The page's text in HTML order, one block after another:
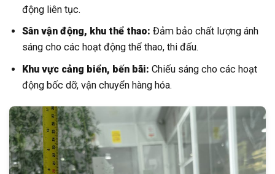
động liên tục.
Sân vận động, khu thể thao: Đảm bảo chất lượng ánh
sáng cho các hoạt động thể thao, thi đấu.
Khu vực cảng biển, bến bãi: Chiếu sáng cho các hoạt
động bốc dỡ, vận chuyển hàng hóa.